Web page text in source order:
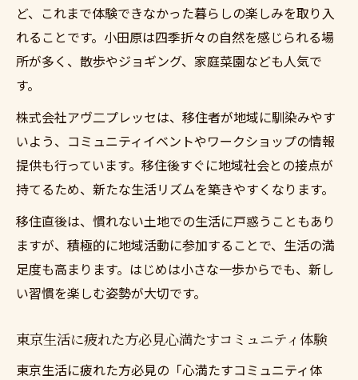
ど、これまで体験できなかった暮らしの楽しみを取り入
れることです。小田原は四季折々の自然を感じられる場
所が多く、散歩やジョギング、家庭菜園なども人気で
す。
株式会社アヴ二プレッセは、移住者が地域に馴染みやす
いよう、コミュニティイベントやワークショップの情報
提供も行っています。移住後すぐに地域社会との接点が
持てるため、新たな生活リズムを築きやすくなります。
移住直後は、慣れない土地での生活に戸惑うこともあり
ますが、積極的に地域活動に参加することで、生活の満
足度も高まります。はじめは小さな一歩からでも、新し
い習慣を楽しむ姿勢が大切です。
東京生活に疲れた方必見心満たすコミュニティ体験
東京生活に疲れた方必見の「心満たすコミュニティ体